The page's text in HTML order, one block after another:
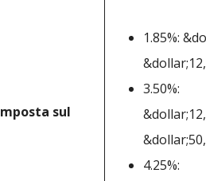
sul
1.85%:
3.50%:
4.25%: